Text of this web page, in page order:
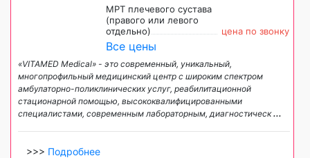
МРТ плечевого сустава
(правого или левого
отдельно)
цена по звонку
Все цены
«VITAMED Medical» - это современный, уникальный,
многопрофильный медицинский центр с широким спектром
амбулаторно-поликлинических услуг, реабилитационной
стационарной помощью, высококвалифицированными
специалистами, современным лабораторным, диагностическ...
>>> Подробнее